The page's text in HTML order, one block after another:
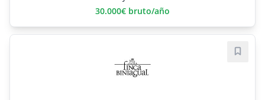
30.000€ bruto/año